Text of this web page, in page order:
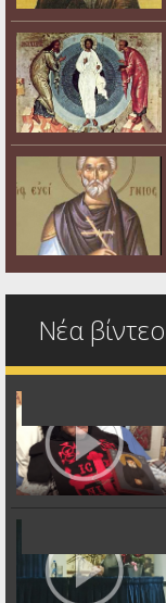
Νέα βίντεο